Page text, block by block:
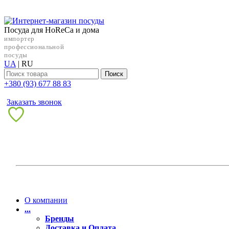
Посуда для HoReCa и дома
импортер
профессиональной
посуды
UA | RU
Поиск
+38‎0 (93) 677 88 83
Заказать звонок
О компании
...
Бренды